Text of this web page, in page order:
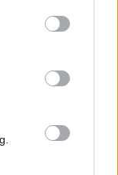
may click to
party tags to
below Google